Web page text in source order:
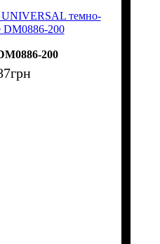
темно-
DM0886-200
200
грн